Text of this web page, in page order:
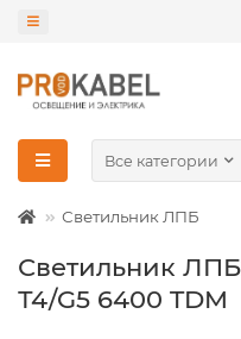
Все категории
Светильник ЛПБ
Светильник
Т4/G5 6400 TDM